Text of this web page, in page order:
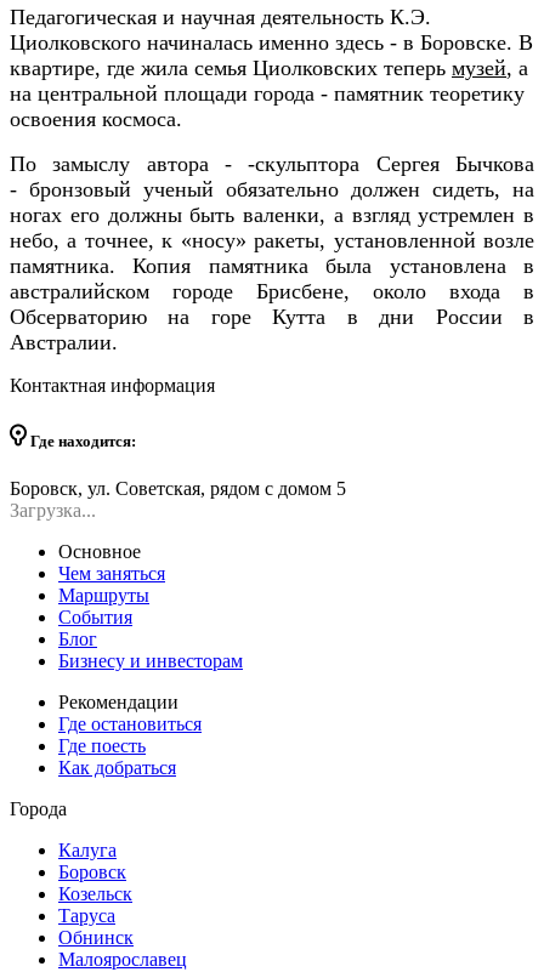
Педагогическая и научная деятельность К.Э.
Циолковского начиналась именно здесь - в Боровске. В
квартире, где жила семья Циолковских теперь музей, а
на центральной площади города - памятник теоретику
освоения космоса.
По замыслу автора - -скульптора Сергея Бычкова
- бронзовый ученый обязательно должен сидеть, на
ногах его должны быть валенки, а взгляд устремлен в
небо, а точнее, к «носу» ракеты, установленной возле
памятника. Копия памятника была установлена в
австралийском городе Брисбене, около входа в
Обсерваторию на горе Кутта в дни России в
Австралии.
Контактная информация
Где находится:
Боровск, ул. Советская, рядом с домом 5
Загрузка...
Основное
Чем заняться
Маршруты
События
Блог
Бизнесу и инвесторам
Рекомендации
Где остановиться
Где поесть
Как добраться
Города
Калуга
Боровск
Козельск
Таруса
Обнинск
Малоярославец